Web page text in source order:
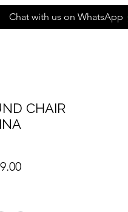
Chat with us on WhatsApp
CHAIR
Precio de oferta